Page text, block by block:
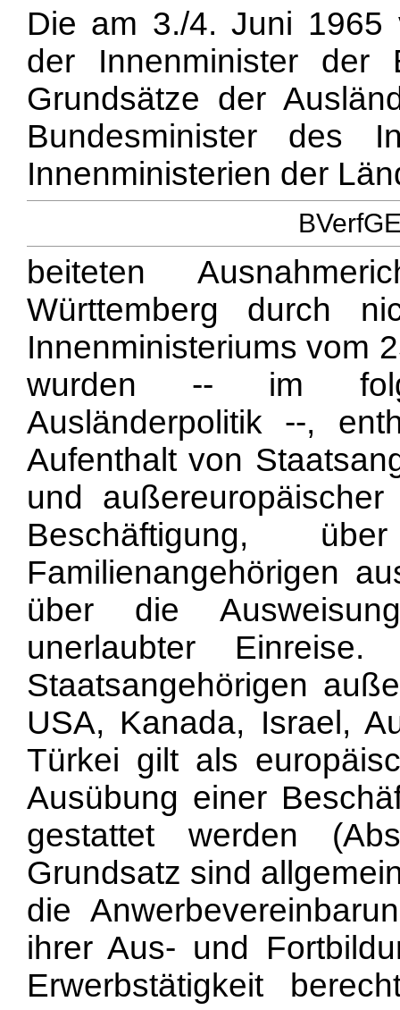
Die am 3./4. Juni 1965
der Innenminister der
Grundsätze der
Bundesminister des
Innenministerien der
beiteten
Württemberg durch
Innenministeriums vom
wurden -- im
Ausländerpolitik --,
Aufenthalt von
und
Beschäftigung,
Familienangehörigen
über die
unerlaubter
Staatsangehörigen
USA, Kanada, Israel,
Türkei gilt als
Ausübung einer
gestattet werden
Grundsatz sind
die
ihrer Aus- und
Erwerbstätigkeit